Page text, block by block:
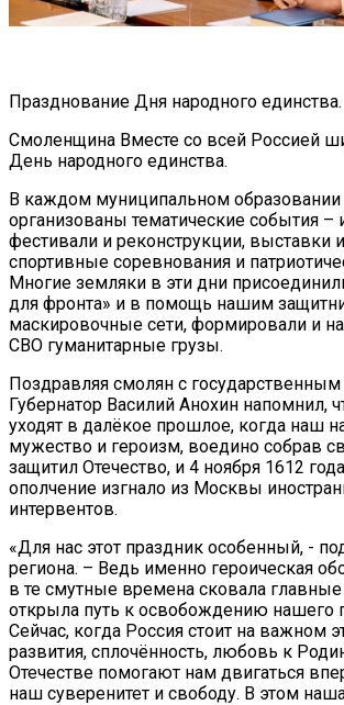
Празднование Дня народного единства.
Смоленщина Вместе со всей Россией
День народного единства.
В каждом муниципальном
организованы тематические события –
фестивали и реконструкции, выставки
спортивные соревнования и
Многие земляки в эти дни
для фронта» и в помощь нашим
маскировочные сети, формировали и
СВО гуманитарные грузы.
Поздравляя смолян с
Губернатор Василий Анохин напомнил,
уходят в далёкое прошлое, когда наш
мужество и героизм, воедино собрав
защитил Отечество, и 4 ноября 1612
ополчение изгнало из Москвы
интервентов.
«Для нас этот праздник особенный, -
региона. – Ведь именно героическая
в те смутные времена сковала
открыла путь к освобождению нашего
Сейчас, когда Россия стоит на важном
развития, сплочённость, любовь к
Отечестве помогают нам двигаться
наш суверенитет и свободу. В этом